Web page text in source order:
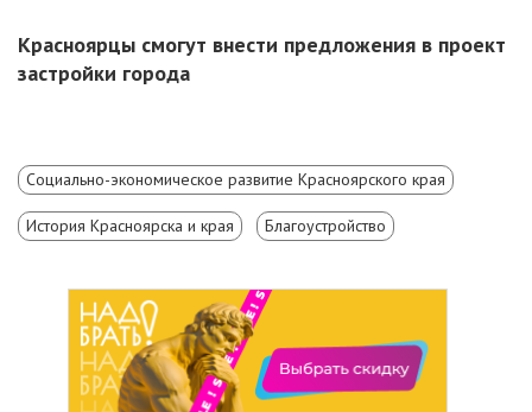
Красноярцы смогут внести предложения в проект
застройки города
Социально-экономическое развитие Красноярского края
История Красноярска и края Благоустройство